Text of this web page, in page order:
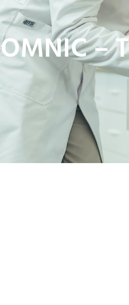
OMNIC –